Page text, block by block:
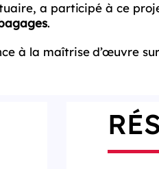
a participé à ce
.
à la maîtrise d’œuvre